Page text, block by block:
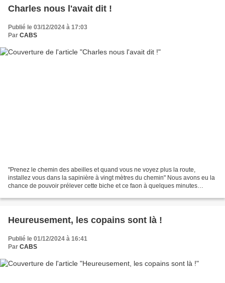
Charles nous l'avait dit !
Publié le 03/12/2024 à 17:03
Par CABS
"Prenez le chemin des abeilles et quand vous ne voyez plus la route,
installez vous dans la sapinière à vingt mètres du chemin" Nous avons eu la
chance de pouvoir prélever cette biche et ce faon à quelques minutes
Heureusement, les copains sont là !
Publié le 01/12/2024 à 16:41
Par CABS